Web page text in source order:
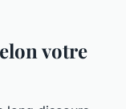
votre